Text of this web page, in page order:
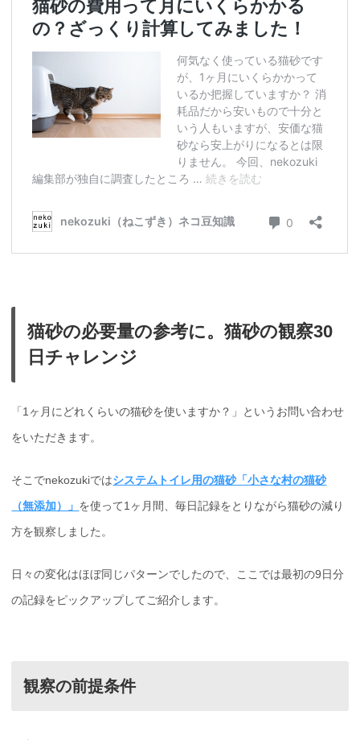
猫砂の必要量の参考に。猫砂の観察30
日チャレンジ
「1ヶ月にどれくらいの猫砂を使いますか？」というお問い合わせ
をいただきます。
そこでnekozukiではシステムトイレ用の猫砂「小さな村の猫砂
（無添加）」 を使って1ヶ月間、毎日記録をとりながら猫砂の減り
方を観察しました。
日々の変化はほぼ同じパターンでしたので、ここでは最初の9日分
の記録をピックアップしてご紹介します。
観察の前提条件